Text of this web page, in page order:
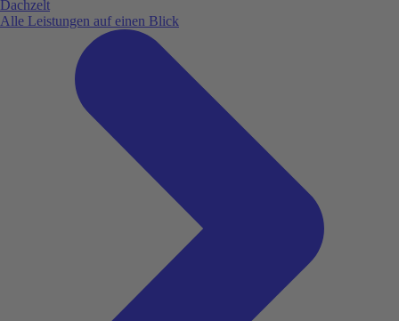
Dachzelt
Alle Leistungen auf einen Blick